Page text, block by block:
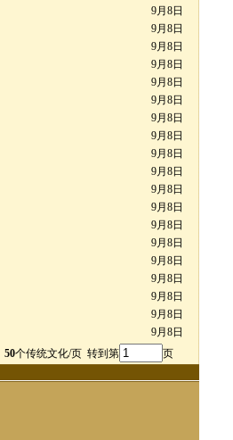
9月8日
9月8日
9月8日
9月8日
9月8日
9月8日
9月8日
9月8日
9月8日
9月8日
9月8日
9月8日
9月8日
9月8日
9月8日
9月8日
9月8日
9月8日
9月8日
50个传统文化/页 转到第
页